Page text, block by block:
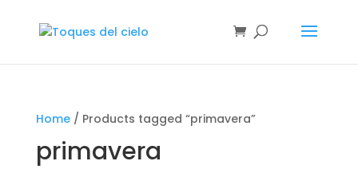
Home/ Products tagged “primavera”
primavera